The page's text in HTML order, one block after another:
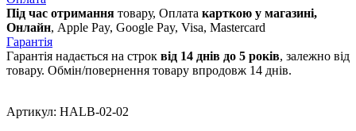
Під час отримання товару, Оплата карткою у магазині,
Онлайн, Apple Pay, Google Pay, Visa, Mastercard
Гарантія
Гарантія надається на строк від 14 днів до 5 років, залежно від
товару. Обмін/повернення товару впродовж 14 днів.
Артикул: HALB-02-02